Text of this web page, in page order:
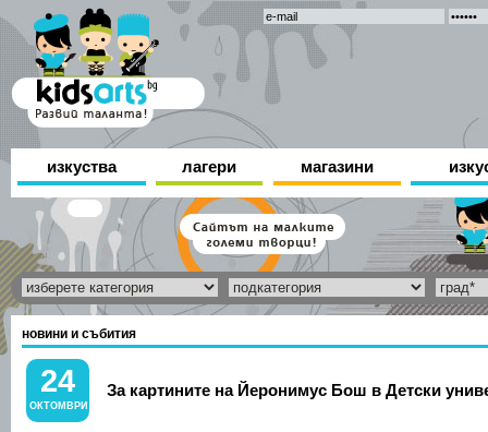
изкуства лагери магазини
новини и събития
24
ОКТОМВРИ
За картините на Йеронимус Бош в Детски